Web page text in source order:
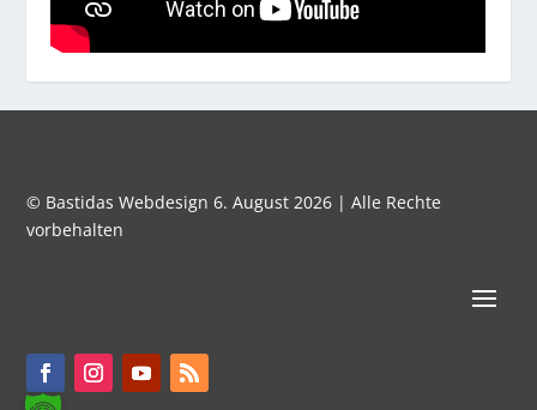
© Bastidas Webdesign 6. August 2026 | Alle Rechte
vorbehalten